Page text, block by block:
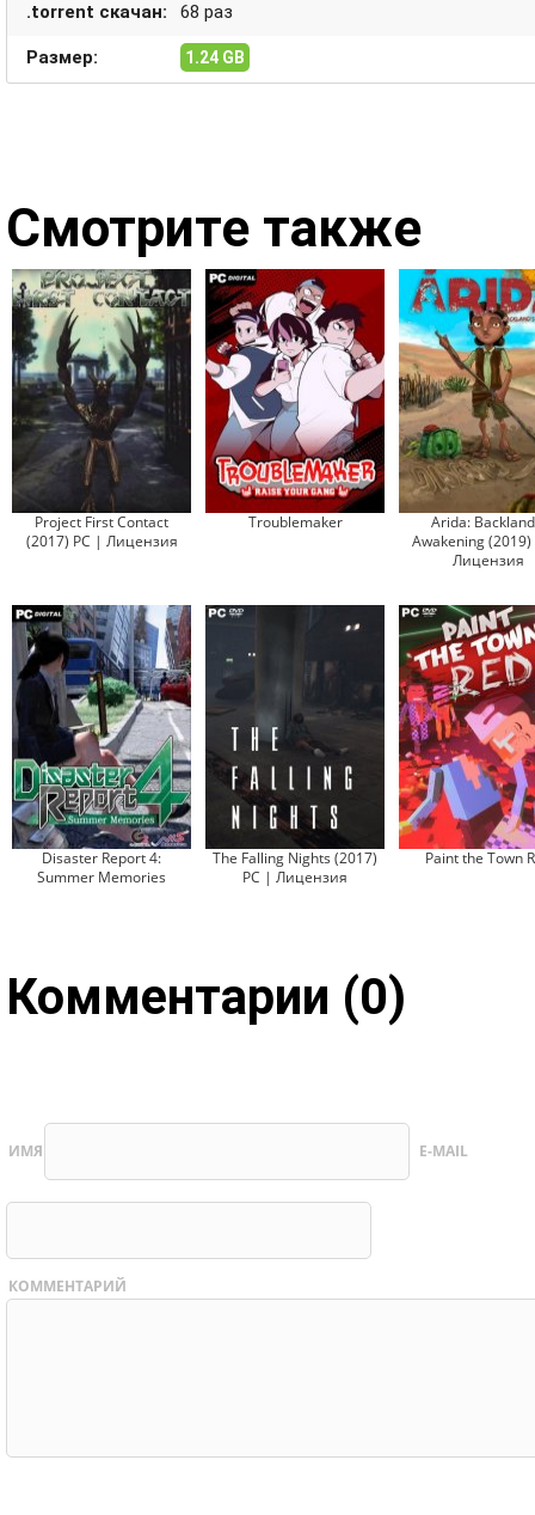
.torrent скачан: 68 раз
Размер: 1.24 GB
Смотрите также
Project First Contact
(2017) PC | Лицензия
Troublemaker
Arida:
Awakening
Лицензия
Disaster Report 4:
Summer Memories
The Falling Nights (2017)
PC | Лицензия
Paint the Town
Комментарии (0)
ИМЯ E-MAIL
КОММЕНТАРИЙ